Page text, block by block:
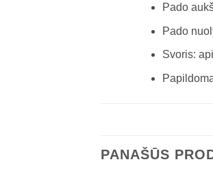
Pado
Pado
Svoris:
PANAŠŪS